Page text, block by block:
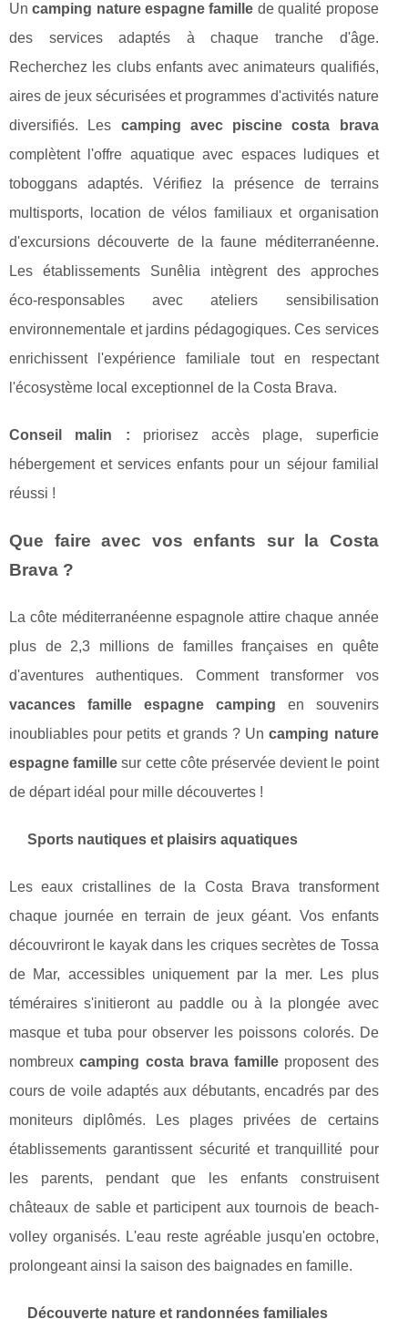
Uncamping nature espagne famille de qualité propose
des services adaptés à chaque tranche d'âge.
Recherchez les clubs enfants avec animateurs qualifiés,
aires de jeux sécurisées et programmes d'activités nature
diversifiés. Les camping avec piscine costa brava
complètent l'offre aquatique avec espaces ludiques et
toboggans adaptés. Vérifiez la présence de terrains
multisports, location de vélos familiaux et organisation
d'excursions découverte de la faune méditerranéenne.
Les établissements Sunêlia intègrent des approches
éco-responsables avec ateliers sensibilisation
environnementale et jardins pédagogiques. Ces services
enrichissent l'expérience familiale tout en respectant
l'écosystème local exceptionnel de la Costa Brava.
Conseil malin : priorisez accès plage, superficie
hébergement et services enfants pour un séjour familial
réussi !
Que faire avec vos enfants sur la Costa
Brava ?
La côte méditerranéenne espagnole attire chaque année
plus de 2,3 millions de familles françaises en quête
d'aventures authentiques. Comment transformer vos
vacances famille espagne camping en souvenirs
inoubliables pour petits et grands ? Uncamping nature
espagne famille sur cette côte préservée devient le point
de départ idéal pour mille découvertes !
Sports nautiques et plaisirs aquatiques
Les eaux cristallines de la Costa Brava transforment
chaque journée en terrain de jeux géant. Vos enfants
découvriront le kayak dans les criques secrètes de Tossa
de Mar, accessibles uniquement par la mer. Les plus
téméraires s'initieront au paddle ou à la plongée avec
masque et tuba pour observer les poissons colorés. De
nombreuxcamping costa brava famille proposent des
cours de voile adaptés aux débutants, encadrés par des
moniteurs diplômés. Les plages privées de certains
établissements garantissent sécurité et tranquillité pour
les parents, pendant que les enfants construisent
châteaux de sable et participent aux tournois de beach-
volley organisés. L'eau reste agréable jusqu'en octobre,
prolongeant ainsi la saison des baignades en famille.
Découverte nature et randonnées familiales